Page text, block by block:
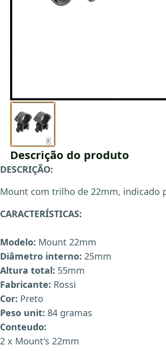
Descrição do produto
DESCRIÇÃO:
Mount com trilho de 22mm, indicado
CARACTERÍSTICAS:
Modelo: Mount 22mm
Diâmetro interno: 25mm
Altura total: 55mm
Fabricante: Rossi
Cor: Preto
Peso unit: 84 gramas
Conteudo:
2 x Mount's 22mm